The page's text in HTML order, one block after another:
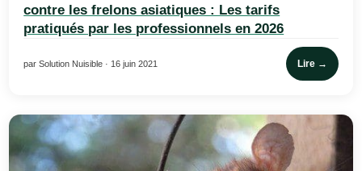
contre les frelons asiatiques : Les tarifs
pratiqués par les professionnels en 2026
par Solution Nuisible · 16 juin 2021 Lire →